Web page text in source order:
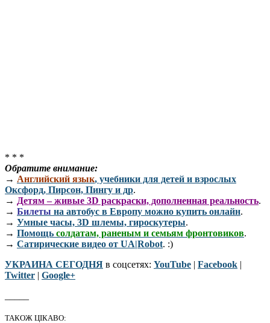
* * *
Обратите внимание:
→ Английский язык, учебники для детей и взрослых
Оксфорд, Пирсон, Пингу и др.
→ Детям – живые 3D раскраски, дополненная реальность.
→ Билеты на автобус в Европу можно купить онлайн.
→ Умные часы, 3D шлемы, гироскутеры.
→ Помощь солдатам, раненым и семьям фронтовиков.
→ Сатирические видео от UA|Robot. :)
УКРАИНА СЕГОДНЯ в соцсетях: YouTube | Facebook |
Twitter | Google+
ТАКОЖ ЦІКАВО: